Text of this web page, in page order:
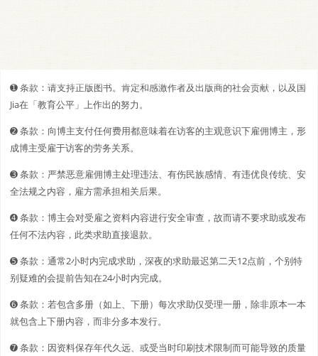
➊️ 条款：请支持正版图书。肯定和感激作者及出版商的社会贡献，以及国
Jia在「教育公平」上作出的努力。
➋️️ 条款：向博主支付任何费用都意味着在访客的主观意识下雇佣博主，形
成博主受雇于访客的劳务关系。
➌ 条款：严禁恶意雇佣博主处理违法、有伤民族感情、有违优良传统、安
全法规之内容，雇方需承担相关后果。
➍ 条款：博主会对受雇之资料内容进行安全审查，故而请不要求助或发布
任何不法内容，此类求助直接退款。
➎ 条款：通常2小时内完成求助，深夜的求助最迟第二天12点前，个别特
别疑难的会提前告知在24小时内完成。
➏ 条款：若包含多册（如上、下册）每次求助仅受理一册，除非原本一本
就包含上下册内容，而非分多本发行。
➐ 条款：因资料保存年代久远、或受当时印刷技术限制而可能导致的质量